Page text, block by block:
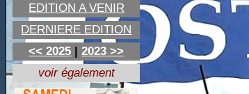
EDITION A VENIR
DERNIERE EDITION
<< 2025 |2023 >>
voir également